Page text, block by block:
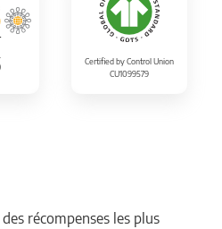
Certified by Control Union
CU1099579
récompenses les plus